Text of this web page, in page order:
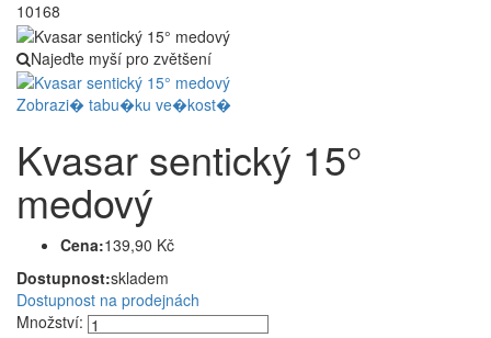
10168
Najeďte myší pro zvětšení
Zobrazi� tabu�ku ve�kost�
Kvasar sentický 15°
medový
Cena:139,90 Kč
Dostupnost:skladem
Dostupnost na prodejnách
Množství: